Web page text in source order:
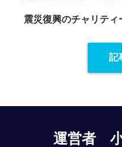
震災復興のチャリティ
記
運営者